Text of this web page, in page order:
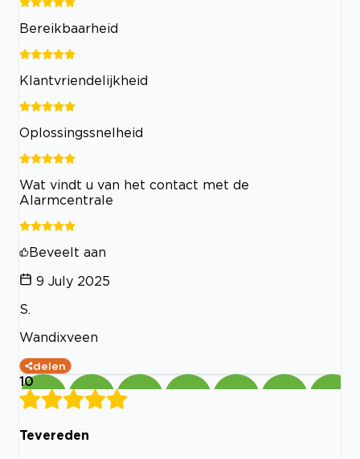
Bereikbaarheid
Klantvriendelijkheid
Oplossingssnelheid
Wat vindt u van het contact met de
Alarmcentrale
Beveelt aan
9 July 2025
S.
Wandixveen
delen
10
Tevereden